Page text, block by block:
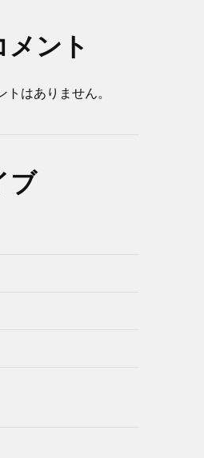
ント
はありません。
ブ